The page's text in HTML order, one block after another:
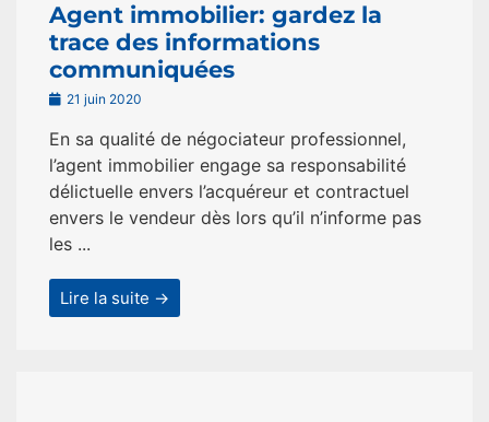
Agent immobilier: gardez la
trace des informations
communiquées
21 juin 2020
En sa qualité de négociateur professionnel,
l’agent immobilier engage sa responsabilité
délictuelle envers l’acquéreur et contractuel
envers le vendeur dès lors qu’il n’informe pas
les ...
Lire la suite →